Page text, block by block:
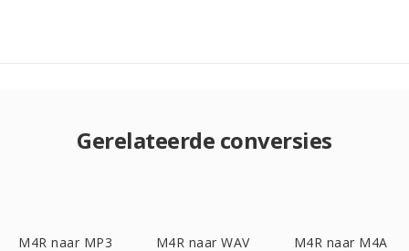
Gerelateerde conversies
M4R naar MP3 M4R naar WAV M4R naar M4A